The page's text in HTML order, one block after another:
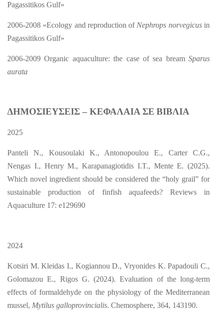
Pagassitikos Gulf»
2006-2008 «Ecology and reproduction of Nephrops norvegicusin
Pagassitikos Gulf»
2006-2009 Organic aquaculture: the case of sea bream Sparus
aurata
ΔΗΜΟΣΙΕΥΣΕΙΣ – ΚΕΦΑΛΑΙΑ ΣΕ ΒΙΒΛΙΑ
2025
Panteli N., Kousoulaki K., Antonopoulou E., Carter C.G.,
Nengas I., Henry M., Karapanagiotidis I.T., Mente E. (2025).
Which novel ingredient should be considered the “holy grail” for
sustainable production of finfish aquafeeds? Reviews in
Aquaculture 17: e129690
2024
Kotsiri M. Kleidas I., Kogiannou D., Vryonides K. Papadouli C.,
Golomazou E., Rigos G. (2024). Evaluation of the long-term
effects of formaldehyde on the physiology of the Mediterranean
mussel, Mytilus galloprovincialis. Chemosphere, 364, 143190.